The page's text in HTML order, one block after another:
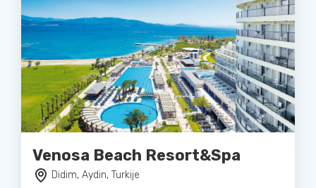
Venosa Beach Resort&Spa
Didim, Aydin, Turkije